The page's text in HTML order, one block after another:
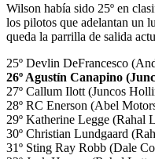
Wilson había sido 25º en
los pilotos que adelantan un
queda la parrilla de salida
25º Devlin DeFrancesco
26º Agustín Canapino
27º Callum Ilott (Juncos
28º RC Enerson (Abel
29º Katherine Legge (Rahal
30º Christian Lundgaard
31º Sting Ray Robb (Dale